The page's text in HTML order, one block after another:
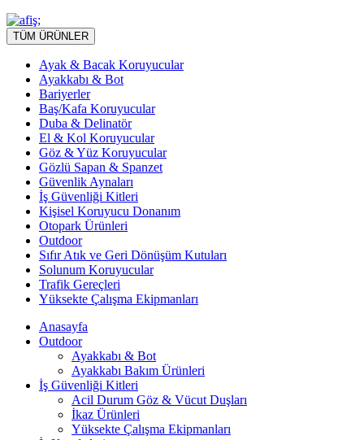
TÜM ÜRÜNLER
Ayak & Bacak Koruyucular
Ayakkabı & Bot
Bariyerler
Baş/Kafa Koruyucular
Duba & Delinatör
El & Kol Koruyucular
Göz & Yüz Koruyucular
Gözlü Sapan & Spanzet
Güvenlik Aynaları
İş Güvenliği Kitleri
Kişisel Koruyucu Donanım
Otopark Ürünleri
Outdoor
Sıfır Atık ve Geri Dönüşüm Kutuları
Solunum Koruyucular
Trafik Gereçleri
Yüksekte Çalışma Ekipmanları
Anasayfa
Outdoor
Ayakkabı & Bot
Ayakkabı Bakım Ürünleri
İş Güvenliği Kitleri
Acil Durum Göz & Vücut Duşları
İkaz Ürünleri
Yüksekte Çalışma Ekipmanları